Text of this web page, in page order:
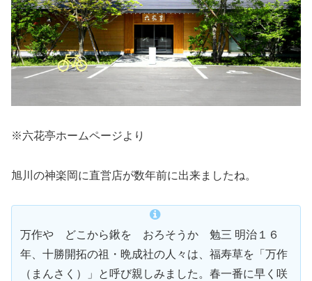
※六花亭ホームページより
旭川の神楽岡に直営店が数年前に出来ましたね。
万作や どこから鍬を おろそうか 勉三 明治１６
年、十勝開拓の祖・晩成社の人々は、福寿草を「万作
（まんさく）」と呼び親しみました。春一番に早く咲